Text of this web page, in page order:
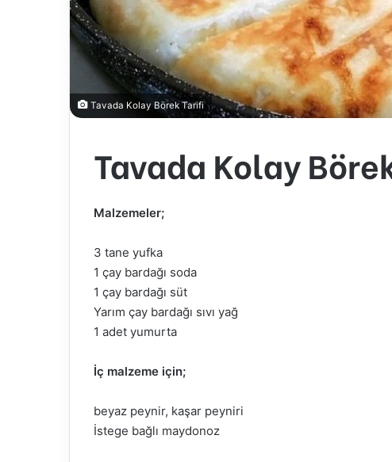
Tavada Kolay Börek Tarifi
Tavada Kolay
Malzemeler;
3 tane yufka
1 çay bardağı soda
1 çay bardağı süt
Yarım çay bardağı sıvı yağ
1 adet yumurta
İç malzeme için;
beyaz peynir, kaşar peyniri
İstege bağlı maydonoz